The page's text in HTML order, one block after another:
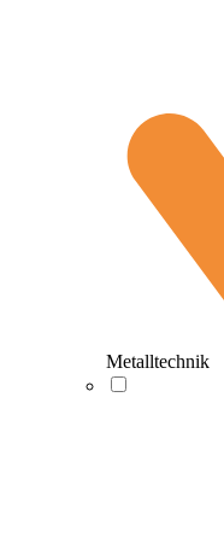
Metalltechnik